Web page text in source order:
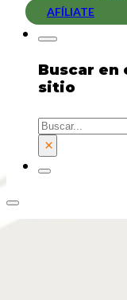
AFÍLIATE
Buscar en
sitio
Buscar
×